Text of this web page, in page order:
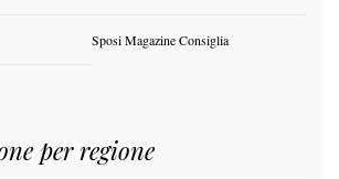
Sposi Magazine Consiglia
per regione